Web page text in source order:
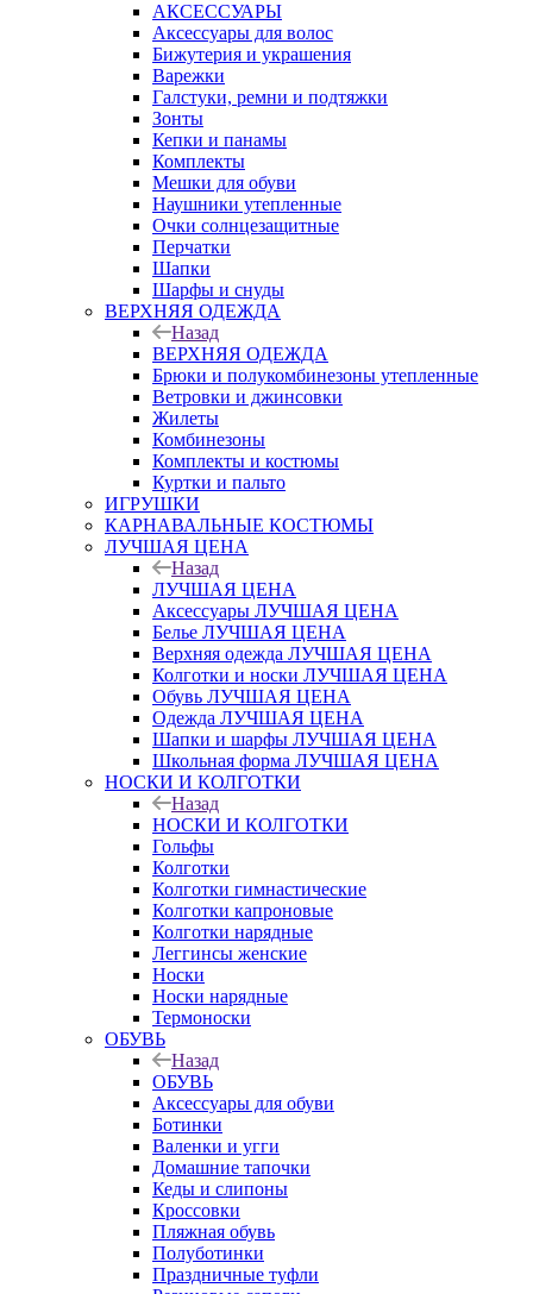
АКСЕССУАРЫ
Аксессуары для волос
Бижутерия и украшения
Варежки
Галстуки, ремни и подтяжки
Зонты
Кепки и панамы
Комплекты
Мешки для обуви
Наушники утепленные
Очки солнцезащитные
Перчатки
Шапки
Шарфы и снуды
ВЕРХНЯЯ ОДЕЖДА
Назад
ВЕРХНЯЯ ОДЕЖДА
Брюки и полукомбинезоны утепленные
Ветровки и джинсовки
Жилеты
Комбинезоны
Комплекты и костюмы
Куртки и пальто
ИГРУШКИ
КАРНАВАЛЬНЫЕ КОСТЮМЫ
ЛУЧШАЯ ЦЕНА
Назад
ЛУЧШАЯ ЦЕНА
Аксессуары ЛУЧШАЯ ЦЕНА
Белье ЛУЧШАЯ ЦЕНА
Верхняя одежда ЛУЧШАЯ ЦЕНА
Колготки и носки ЛУЧШАЯ ЦЕНА
Обувь ЛУЧШАЯ ЦЕНА
Одежда ЛУЧШАЯ ЦЕНА
Шапки и шарфы ЛУЧШАЯ ЦЕНА
Школьная форма ЛУЧШАЯ ЦЕНА
НОСКИ И КОЛГОТКИ
Назад
НОСКИ И КОЛГОТКИ
Гольфы
Колготки
Колготки гимнастические
Колготки капроновые
Колготки нарядные
Леггинсы женские
Носки
Носки нарядные
Термоноски
ОБУВЬ
Назад
ОБУВЬ
Аксессуары для обуви
Ботинки
Валенки и угги
Домашние тапочки
Кеды и слипоны
Кроссовки
Пляжная обувь
Полуботинки
Праздничные туфли